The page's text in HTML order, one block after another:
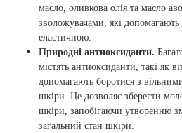
масло, оливкова олія та масло
зволожувачами, які
еластичною.
Природні антиоксиданти.
містять антиоксиданти, такі як
допомагають боротися з
шкіри. Це дозволяє зберегти
шкіри, запобігаючи утворенню
загальний стан шкіри.